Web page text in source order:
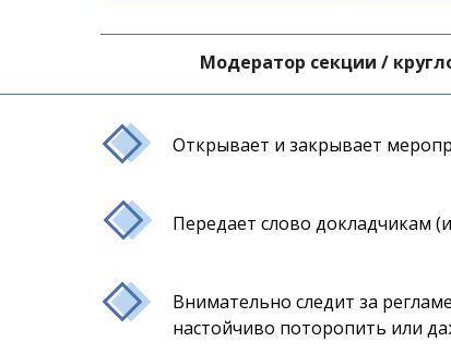
Модератор секции /
Открывает и закрывает
Передает слово докладчикам
Внимательно следит за
настойчиво поторопить или